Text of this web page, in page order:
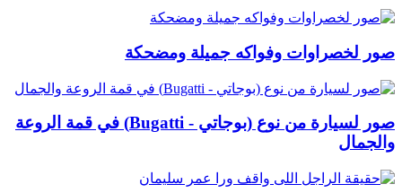
صور لخصراوات وفواكه جميلة ومضحكة
صور لسيارة من نوع (بوجاتي - Bugatti) في قمة الروعة
والجمال